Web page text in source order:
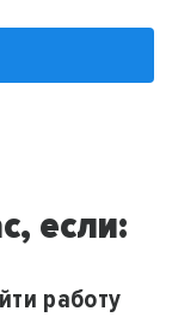
если:
работу